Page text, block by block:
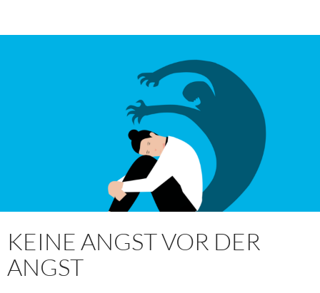
KEINE ANGST VOR DER
ANGST